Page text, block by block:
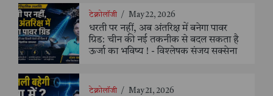
टेक्नोलॉजी / May 22, 2026
धरती पर नहीं, अब अंतरिक्ष में बनेगा पावर
ग्रिड: चीन की नई तकनीक से बदल सकता है
ऊर्जा का भविष्य ! - विश्लेषक संजय सक्सेना
टेक्नोलॉजी / May 21, 2026